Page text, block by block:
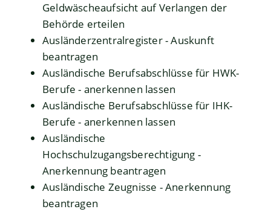
Geldwäscheaufsicht auf Verlangen der
Behörde erteilen
Ausländerzentralregister - Auskunft
beantragen
Ausländische Berufsabschlüsse für HWK-
Berufe - anerkennen lassen
Ausländische Berufsabschlüsse für IHK-
Berufe - anerkennen lassen
Ausländische
Hochschulzugangsberechtigung -
Anerkennung beantragen
Ausländische Zeugnisse - Anerkennung
beantragen